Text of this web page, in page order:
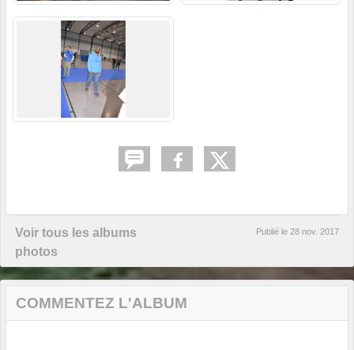
Voir tous les albums
photos
Publié le 28 nov. 2017
COMMENTEZ L'ALBUM